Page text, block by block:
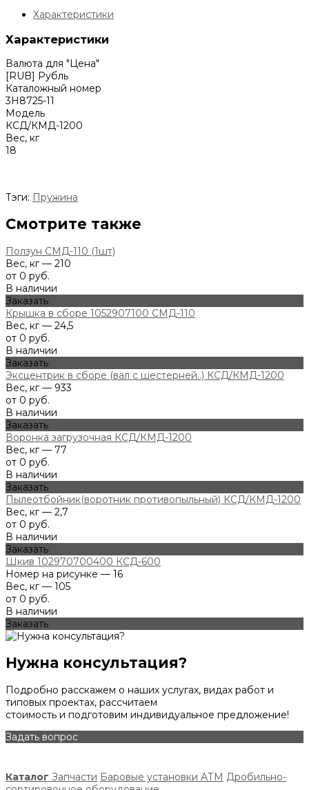
Характеристики
Характеристики
Валюта для "Цена"
[RUB] Рубль
Каталожный номер
3Н8725-11
Модель
КСД/КМД-1200
Вес, кг
18
Тэги: Пружина
Смотрите также
Ползун СМД-110 (1шт)
Вес, кг — 210
от 0 руб.
В наличии
Заказать
Крышка в сборе 1052907100 СМД-110
Вес, кг — 24,5
от 0 руб.
В наличии
Заказать
Эксцентрик в сборе (вал с шестерней..) КСД/КМД-1200
Вес, кг — 933
от 0 руб.
В наличии
Заказать
Воронка загрузочная КСД/КМД-1200
Вес, кг — 77
от 0 руб.
В наличии
Заказать
Пылеотбойник(воротник противопыльный) КСД/КМД-1200
Вес, кг — 2,7
от 0 руб.
В наличии
Заказать
Шкив 102970700400 КСД-600
Номер на рисунке — 16
Вес, кг — 105
от 0 руб.
В наличии
Заказать
Нужна консультация?
Подробно расскажем о наших услугах, видах работ и
типовых проектах, рассчитаем
стоимость и подготовим индивидуальное предложение!
Задать вопрос
Каталог Запчасти Баровые установки АТМ Дробильно-